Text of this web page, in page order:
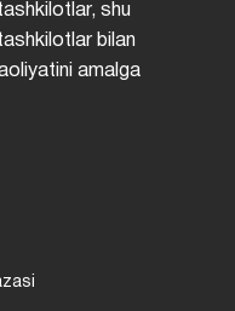
shu
bilan
amalga